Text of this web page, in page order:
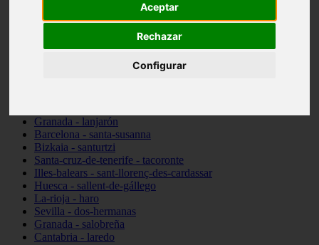
Aceptar
Rechazar
Configurar
Madrid - nuevo-baztán
Granada - lanjarón
Barcelona - santa-susanna
Bizkaia - santurtzi
Santa-cruz-de-tenerife - tacoronte
Illes-balears - sant-llorenç-des-cardassar
Huesca - sallent-de-gállego
La-rioja - haro
Sevilla - dos-hermanas
Granada - salobreña
Cantabria - laredo